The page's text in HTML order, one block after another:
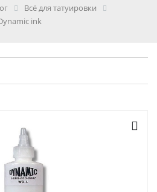
Всё для татуировки
ink